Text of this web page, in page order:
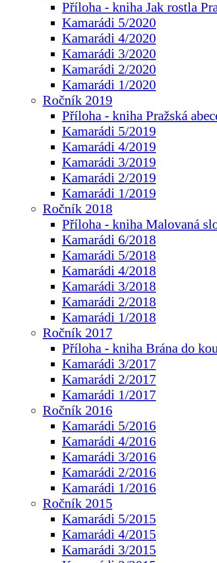
Příloha - kniha Jak rostla
Kamarádi 5/2020
Kamarádi 4/2020
Kamarádi 3/2020
Kamarádi 2/2020
Kamarádi 1/2020
Ročník 2019
Příloha - kniha Pražská
Kamarádi 5/2019
Kamarádi 4/2019
Kamarádi 3/2019
Kamarádi 2/2019
Kamarádi 1/2019
Ročník 2018
Příloha - kniha Malovaná
Kamarádi 6/2018
Kamarádi 5/2018
Kamarádi 4/2018
Kamarádi 3/2018
Kamarádi 2/2018
Kamarádi 1/2018
Ročník 2017
Příloha - kniha Brána do
Kamarádi 3/2017
Kamarádi 2/2017
Kamarádi 1/2017
Ročník 2016
Kamarádi 5/2016
Kamarádi 4/2016
Kamarádi 3/2016
Kamarádi 2/2016
Kamarádi 1/2016
Ročník 2015
Kamarádi 5/2015
Kamarádi 4/2015
Kamarádi 3/2015